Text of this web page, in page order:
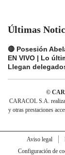
Últimas
🔴 Posesión
EN VIVO | Lo
Llegan
©
CARACOL S.A. realiza
y otras prestaciones
Aviso legal
Configuración de